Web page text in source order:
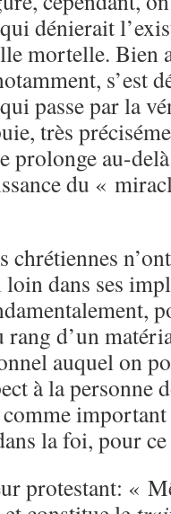
dénierait
mortelle. Bien
s’est
passe par la
très
prolonge au-
du «
chrétiennes
dans ses
d’un
auquel on
à la personne
la foi, pour
protestant: «